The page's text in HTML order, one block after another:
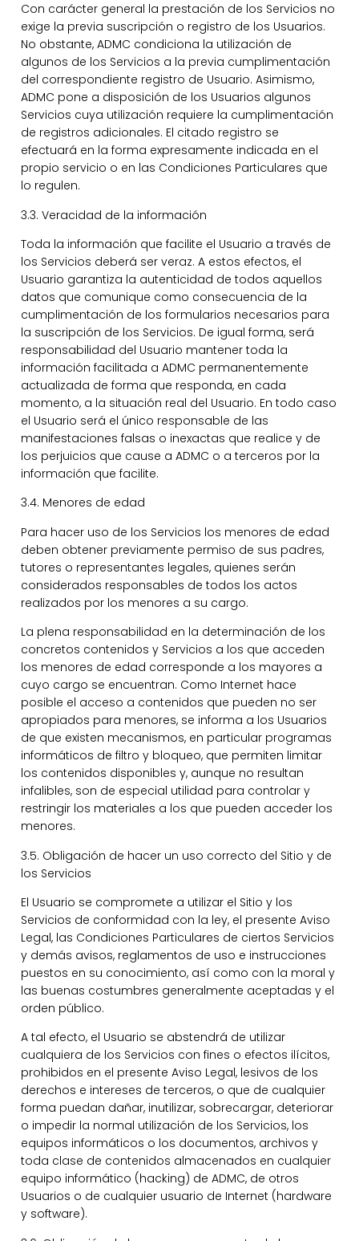
Con carácter general la prestación de los Servicios no
exige la previa suscripción o registro de los Usuarios.
No obstante, ADMC condiciona la utilización de
algunos de los Servicios a la previa cumplimentación
del correspondiente registro de Usuario. Asimismo,
ADMC pone a disposición de los Usuarios algunos
Servicios cuya utilización requiere la cumplimentación
de registros adicionales. El citado registro se
efectuará en la forma expresamente indicada en el
propio servicio o en las Condiciones Particulares que
lo regulen.
3.3. Veracidad de la información
Toda la información que facilite el Usuario a través de
los Servicios deberá ser veraz. A estos efectos, el
Usuario garantiza la autenticidad de todos aquellos
datos que comunique como consecuencia de la
cumplimentación de los formularios necesarios para
la suscripción de los Servicios. De igual forma, será
responsabilidad del Usuario mantener toda la
información facilitada a ADMC permanentemente
actualizada de forma que responda, en cada
momento, a la situación real del Usuario. En todo caso
el Usuario será el único responsable de las
manifestaciones falsas o inexactas que realice y de
los perjuicios que cause a ADMC o a terceros por la
información que facilite.
3.4. Menores de edad
Para hacer uso de los Servicios los menores de edad
deben obtener previamente permiso de sus padres,
tutores o representantes legales, quienes serán
considerados responsables de todos los actos
realizados por los menores a su cargo.
La plena responsabilidad en la determinación de los
concretos contenidos y Servicios a los que acceden
los menores de edad corresponde a los mayores a
cuyo cargo se encuentran. Como Internet hace
posible el acceso a contenidos que pueden no ser
apropiados para menores, se informa a los Usuarios
de que existen mecanismos, en particular programas
informáticos de filtro y bloqueo, que permiten limitar
los contenidos disponibles y, aunque no resultan
infalibles, son de especial utilidad para controlar y
restringir los materiales a los que pueden acceder los
menores.
3.5. Obligación de hacer un uso correcto del Sitio y de
los Servicios
El Usuario se compromete a utilizar el Sitio y los
Servicios de conformidad con la ley, el presente Aviso
Legal, las Condiciones Particulares de ciertos Servicios
y demás avisos, reglamentos de uso e instrucciones
puestos en su conocimiento, así como con la moral y
las buenas costumbres generalmente aceptadas y el
orden público.
A tal efecto, el Usuario se abstendrá de utilizar
cualquiera de los Servicios con fines o efectos ilícitos,
prohibidos en el presente Aviso Legal, lesivos de los
derechos e intereses de terceros, o que de cualquier
forma puedan dañar, inutilizar, sobrecargar, deteriorar
o impedir la normal utilización de los Servicios, los
equipos informáticos o los documentos, archivos y
toda clase de contenidos almacenados en cualquier
equipo informático (hacking) de ADMC, de otros
Usuarios o de cualquier usuario de Internet (hardware
y software).